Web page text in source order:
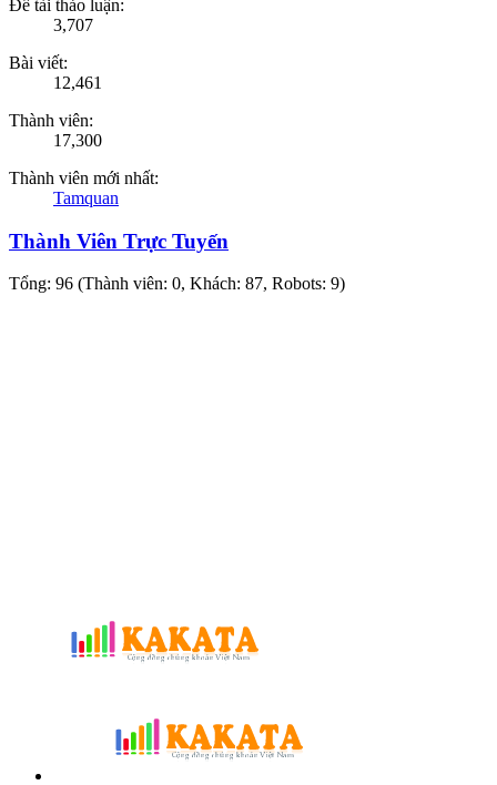
Đề tài thảo luận:
3,707
Bài viết:
12,461
Thành viên:
17,300
Thành viên mới nhất:
Tamquan
Thành Viên Trực Tuyến
Tổng: 96 (Thành viên: 0, Khách: 87, Robots: 9)